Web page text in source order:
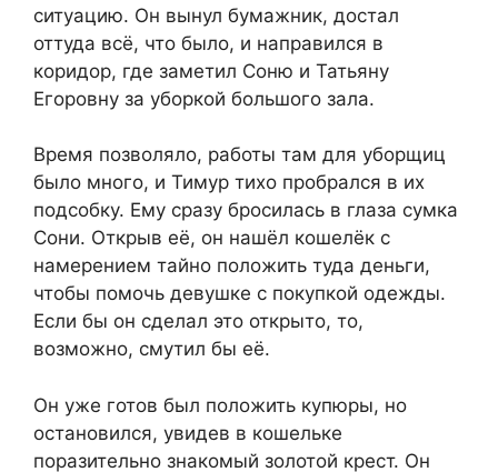
ситуацию. Он вынул бумажник, достал
оттуда всё, что было, и направился в
коридор, где заметил Соню и Татьяну
Егоровну за уборкой большого зала.
Время позволяло, работы там для уборщиц
было много, и Тимур тихо пробрался в их
подсобку. Ему сразу бросилась в глаза сумка
Сони. Открыв её, он нашёл кошелёк с
намерением тайно положить туда деньги,
чтобы помочь девушке с покупкой одежды.
Если бы он сделал это открыто, то,
возможно, смутил бы её.
Он уже готов был положить купюры, но
остановился, увидев в кошельке
поразительно знакомый золотой крест. Он